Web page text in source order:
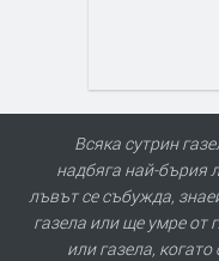
Всяка сутрин
надбяга най-бърия
лъвът се събужда,
газела или ще умре от
или газела,